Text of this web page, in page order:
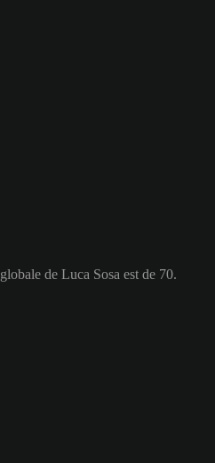
de Luca Sosa est de 70.